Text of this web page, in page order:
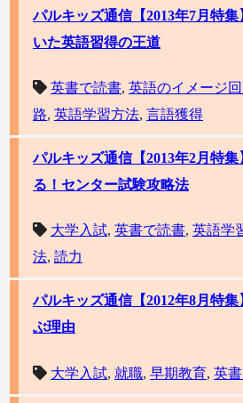
パルキッズ通信【2013年7月特
いた英語習得の王道
英書で読書, 英語のイメージ
路, 英語学習方法, 言語獲得
パルキッズ通信【2013年2月特
る！センター試験攻略法
大学入試, 英書で読書, 英語学
法, 読力
パルキッズ通信【2012年8月特
ぶ理由
大学入試, 就職, 早期教育, 英